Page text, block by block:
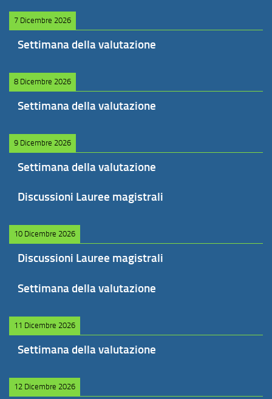
7 Dicembre 2026
Settimana della valutazione
8 Dicembre 2026
Settimana della valutazione
9 Dicembre 2026
Settimana della valutazione
Discussioni Lauree magistrali
10 Dicembre 2026
Discussioni Lauree magistrali
Settimana della valutazione
11 Dicembre 2026
Settimana della valutazione
12 Dicembre 2026